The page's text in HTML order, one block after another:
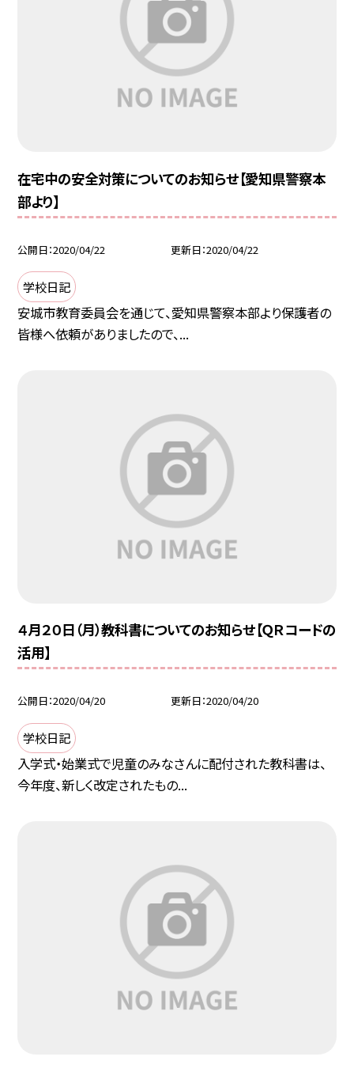
在宅中の安全対策についてのお知らせ【愛知県警察本
部より】
公開日 2020/04/22 更新日 2020/04/22
学校日記
安城市教育委員会を通じて、愛知県警察本部より保護者の
皆様へ依頼がありましたので、...
４月２０日（月）教科書についてのお知らせ【ＱＲコードの
活用】
公開日 2020/04/20 更新日 2020/04/20
学校日記
入学式・始業式で児童のみなさんに配付された教科書は、
今年度、新しく改定されたもの...